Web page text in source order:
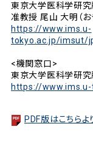
東京大学医科学研究
准教授 尾山 大明（お
https://www.ims.u-
tokyo.ac.jp/imsut/
<機関窓口>
東京大学医科学研究
https://
PDF版はこちら